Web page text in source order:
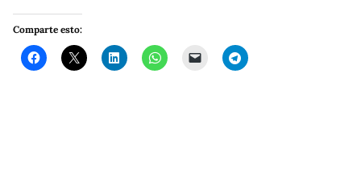
Comparte esto: